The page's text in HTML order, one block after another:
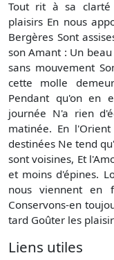
Tout rit à sa clarté
plaisirs En nous
Bergères Sont
son Amant : Un
sans mouvement
cette molle
Pendant qu'on en
journée N'a rien
matinée. En
destinées Ne tend
sont voisines, Et
et moins d'épines.
nous viennent en
Conservons-en
tard Goûter les
Liens utiles